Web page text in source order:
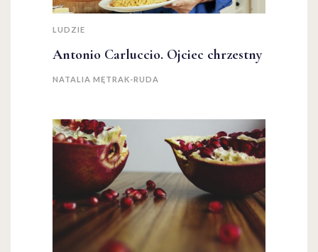
LUDZIE
Antonio Carluccio. Ojciec chrzestny
NATALIA MĘTRAK-RUDA